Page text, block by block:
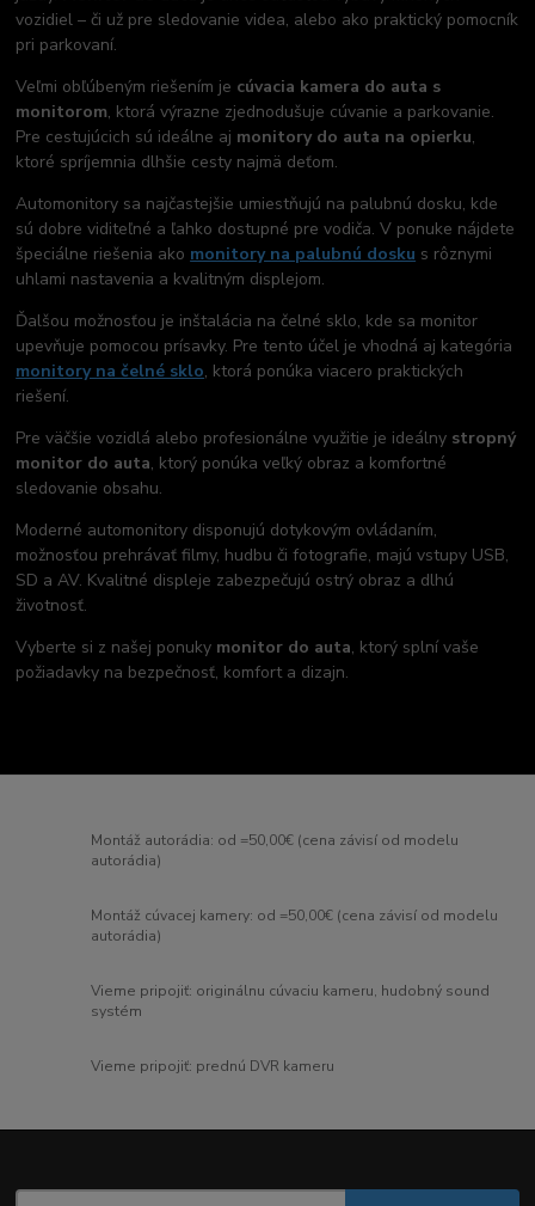
vozidiel – či už pre sledovanie videa, alebo ako praktický pomocník
pri parkovaní.
Veľmi obľúbeným riešením je cúvacia kamera do auta s
monitorom, ktorá výrazne zjednodušuje cúvanie a parkovanie.
Pre cestujúcich sú ideálne aj monitory do auta na opierku,
ktoré spríjemnia dlhšie cesty najmä deťom.
Automonitory sa najčastejšie umiestňujú na palubnú dosku, kde
sú dobre viditeľné a ľahko dostupné pre vodiča. V ponuke nájdete
špeciálne riešenia ako monitory na palubnú dosku s rôznymi
uhlami nastavenia a kvalitným displejom.
Ďalšou možnosťou je inštalácia na čelné sklo, kde sa monitor
upevňuje pomocou prísavky. Pre tento účel je vhodná aj kategória
monitory na čelné sklo, ktorá ponúka viacero praktických
riešení.
Pre väčšie vozidlá alebo profesionálne využitie je ideálny stropný
monitor do auta, ktorý ponúka veľký obraz a komfortné
sledovanie obsahu.
Moderné automonitory disponujú dotykovým ovládaním,
možnosťou prehrávať filmy, hudbu či fotografie, majú vstupy USB,
SD a AV. Kvalitné displeje zabezpečujú ostrý obraz a dlhú
životnosť.
Vyberte si z našej ponuky monitor do auta, ktorý splní vaše
požiadavky na bezpečnosť, komfort a dizajn.
Montáž autorádia: od =50,00€ (cena závisí od modelu
autorádia)
Montáž cúvacej kamery: od =50,00€ (cena závisí od modelu
autorádia)
Vieme pripojiť: originálnu cúvaciu kameru, hudobný sound
systém
Vieme pripojiť: prednú DVR kameru